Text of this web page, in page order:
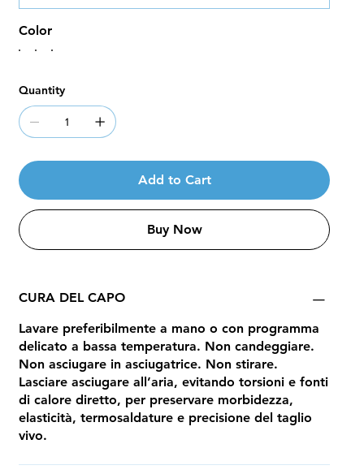
Color
Quantity
Add to Cart
Buy Now
CURA DEL CAPO
Lavare preferibilmente a mano o con programma
delicato a bassa temperatura. Non candeggiare.
Non asciugare in asciugatrice. Non stirare.
Lasciare asciugare all’aria, evitando torsioni e fonti
di calore diretto, per preservare morbidezza,
elasticità, termosaldature e precisione del taglio
vivo.